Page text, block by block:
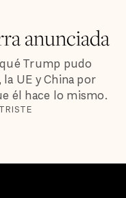
anunciada
Trump pudo
la UE y China por
él hace lo mismo.